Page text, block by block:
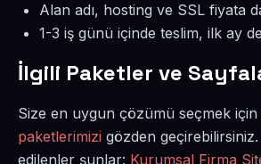
Alan adı, hosting ve SSL fiyata
1-3 iş günü içinde teslim, ilk ay
İlgili Paketler ve
Size en uygun çözümü seçmek için
paketlerimizi gözden
edilenler şunlar: Kurumsal Firma